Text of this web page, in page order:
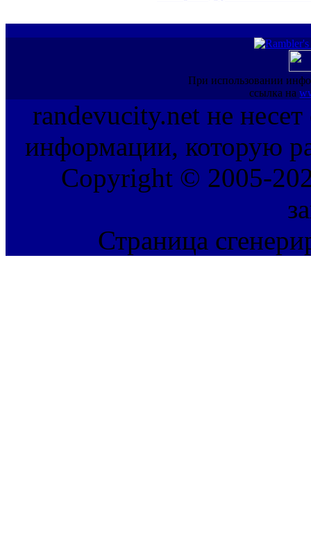
При использовании
ссылка на
randevucity.net не несет
информации, которую
Copyright © 2005-
Страница